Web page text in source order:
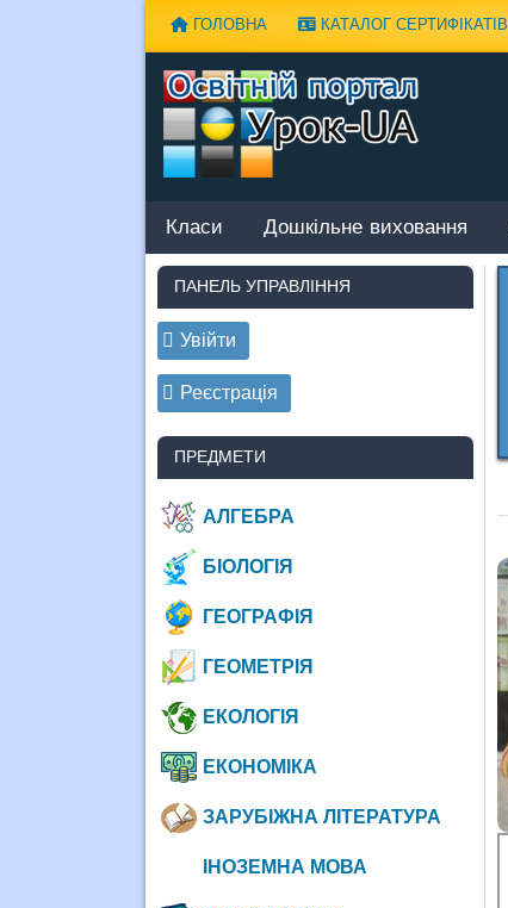
ГОЛОВНА КАТАЛОГ СЕРТИФІКАТІВ
Класи Дошкільне виховання
ПАНЕЛЬ УПРАВЛІННЯ
Увійти
Реєстрація
ПРЕДМЕТИ
АЛГЕБРА
БІОЛОГІЯ
ГЕОГРАФІЯ
ГЕОМЕТРІЯ
ЕКОЛОГІЯ
ЕКОНОМІКА
ЗАРУБІЖНА ЛІТЕРАТУРА
ІНОЗЕМНА МОВА